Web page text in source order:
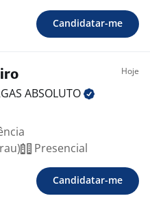
Candidatar-me
Hoje
ABSOLUTO
Presencial
Candidatar-me